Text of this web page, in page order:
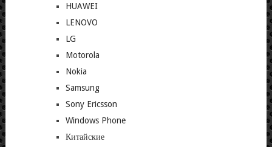
HUAWEI
LENOVO
LG
Motorola
Nokia
Samsung
Sony Ericsson
Windows Phone
Китайские